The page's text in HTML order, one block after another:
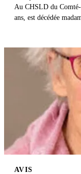
Au CHSLD du
ans, est décédée
AVIS